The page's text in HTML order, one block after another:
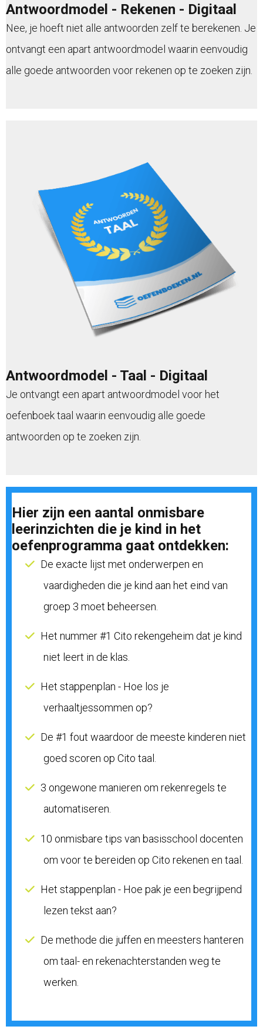
Antwoordmodel - Rekenen - Digitaal
Nee, je hoeft niet alle antwoorden zelf te berekenen. Je
ontvangt een apart antwoordmodel waarin eenvoudig
alle goede antwoorden voor rekenen op te zoeken zijn.
Antwoordmodel - Taal - Digitaal
Je ontvangt een apart antwoordmodel voor het
oefenboek taal waarin eenvoudig alle goede
antwoorden op te zoeken zijn.
Hier zijn een aantal onmisbare
leerinzichten die je kind in het
oefenprogramma gaat ontdekken:
De exacte lijst met onderwerpen en
vaardigheden die je kind aan het eind van
groep 3 moet beheersen.
Het nummer #1 Cito rekengeheim dat je kind
niet leert in de klas.
Het stappenplan - Hoe los je
verhaaltjessommen op?
De #1 fout waardoor de meeste kinderen niet
goed scoren op Cito taal.
3 ongewone manieren om rekenregels te
automatiseren.
10 onmisbare tips van basisschool docenten
om voor te bereiden op Cito rekenen en taal.
Het stappenplan - Hoe pak je een begrijpend
lezen tekst aan?
De methode die juffen en meesters hanteren
om taal- en rekenachterstanden weg te
werken.